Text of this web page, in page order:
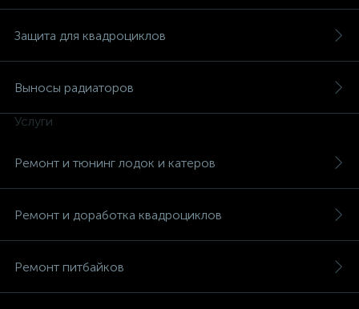
Защита для квадроциклов
Выносы радиаторов
Услуги
Ремонт и тюнинг лодок и катеров
Ремонт и доработка квадроциклов
Ремонт питбайков